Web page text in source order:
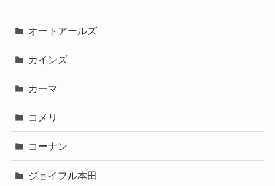
オートアールズ
カインズ
カーマ
コメリ
コーナン
ジョイフル本田